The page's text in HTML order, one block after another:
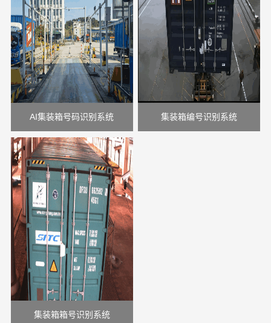
AI集装箱号码识别系统 集装箱编号识别系统
集装箱箱号识别系统